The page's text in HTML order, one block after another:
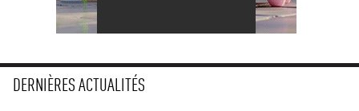
DERNIÈRES ACTUALITÉS